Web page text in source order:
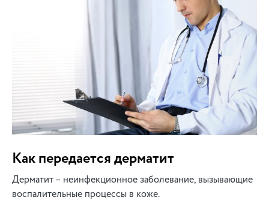
Как передается дерматит
Дерматит – неинфекционное заболевание, вызывающие
воспалительные процессы в коже.